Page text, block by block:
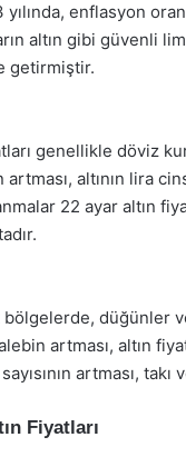
yılında, enflasyon
altın gibi
getirmiştir.
genellikle döviz
artması, altının lira
22 ayar altın
düğünler
artması, altın
artması,
Fiyatları